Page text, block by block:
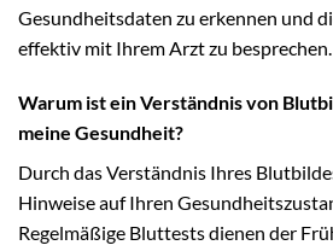
Gesundheitsdaten zu erkennen und
effektiv mit Ihrem Arzt zu besprechen.
Warum ist ein Verständnis von
meine Gesundheit?
Durch das Verständnis Ihres
Hinweise auf Ihren
Regelmäßige Bluttests dienen der